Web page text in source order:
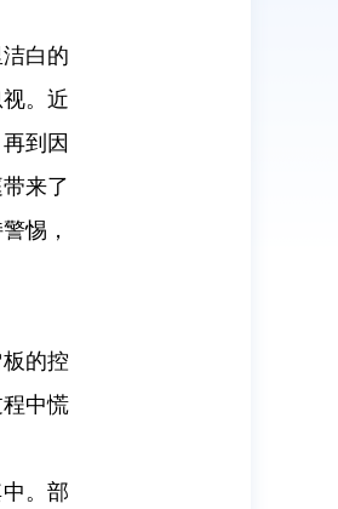
白的
。近
到因
来了
惕，
的控
中慌
。部